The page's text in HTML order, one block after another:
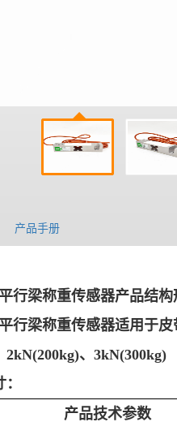
产品手册
行梁称重传感器产品结构
行梁称重传感器适用于皮
、3kN(300kg)
产品技术参数